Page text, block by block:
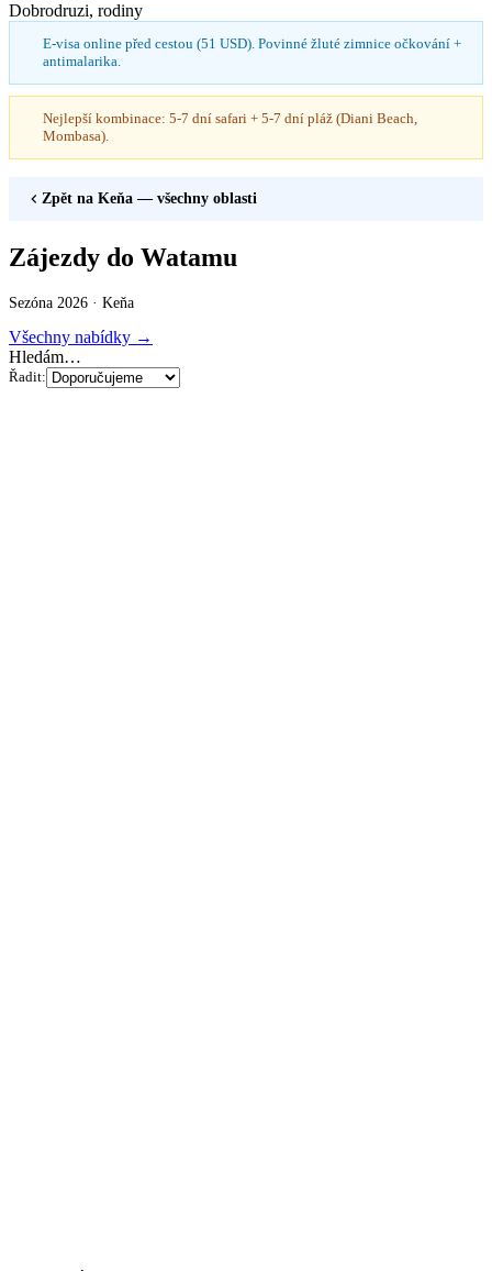
Dobrodruzi, rodiny
E-visa online před cestou (51 USD). Povinné žluté zimnice očkování +
antimalarika.
Nejlepší kombinace: 5-7 dní safari + 5-7 dní pláž (Diani Beach,
Mombasa).
Zpět na Keňa — všechny oblasti
Zájezdy do Watamu
Sezóna 2026 · Keňa
Všechny nabídky →
Hledám…
Řadit: